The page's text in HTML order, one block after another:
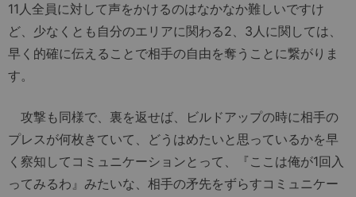
11人全員に対して声をかけるのはなかなか難しいですけ
ど、少なくとも自分のエリアに関わる2、3人に関しては、
早く的確に伝えることで相手の自由を奪うことに繋がりま
す。
攻撃も同様で、裏を返せば、ビルドアップの時に相手の
プレスが何枚きていて、どうはめたいと思っているかを早
く察知してコミュニケーションとって、『ここは俺が1回入
ってみるわ』みたいな、相手の矛先をずらすコミュニケー